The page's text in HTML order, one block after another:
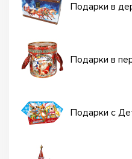
Подарки в
Подарки в
Подарки с